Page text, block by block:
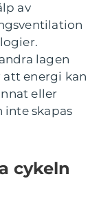
av
lagen
energi kan
eller
inte skapas
cykeln